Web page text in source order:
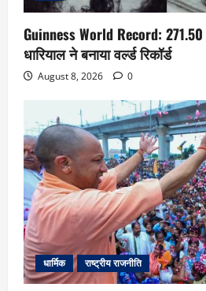
Guinness World Record:
धारियाल ने बनाया वर्ल्ड रिकॉर्ड
August 8, 2026 0
धार्मिक राष्ट्रीय राजनीति